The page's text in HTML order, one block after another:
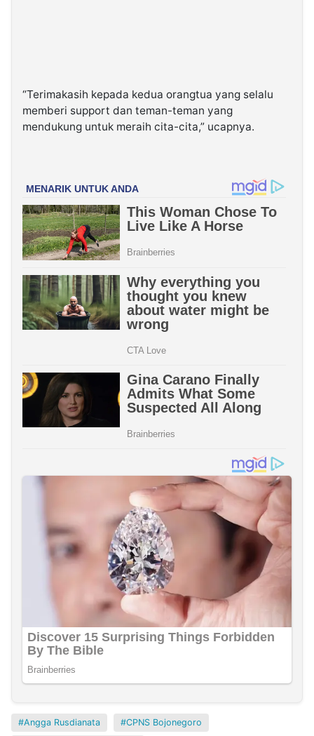
“Terimakasih kepada kedua orangtua yang selalu
memberi support dan teman-teman yang
mendukung untuk meraih cita-cita,” ucapnya.
Angga Rusdianata CPNS Bojonegoro